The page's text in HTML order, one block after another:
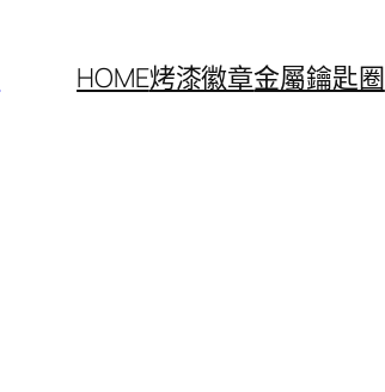
HOME烤漆徽章金屬鑰匙圈